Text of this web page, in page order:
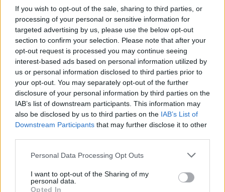
If you wish to opt-out of the sale, sharing to third parties, or
processing of your personal or sensitive information for
targeted advertising by us, please use the below opt-out
section to confirm your selection. Please note that after your
opt-out request is processed you may continue seeing
interest-based ads based on personal information utilized by
us or personal information disclosed to third parties prior to
your opt-out. You may separately opt-out of the further
disclosure of your personal information by third parties on the
IAB’s list of downstream participants. This information may
also be disclosed by us to third parties on the IAB’s List of
Downstream Participants that may further disclose it to other
Please note that this website/app uses one or more Google
not limited to your visit or usage behaviour. You may click to
grant or deny consent to Google and its third-party tags to
Personal Data Processing Opt Outs
I want to opt-out of the Sharing of my
personal data.
Opted In
partecipazione per il suo racconto
Calangianus, allarme sul centro accoglienza
minori, Albieri: “Episodi gravissimi”
NECROLOGIE